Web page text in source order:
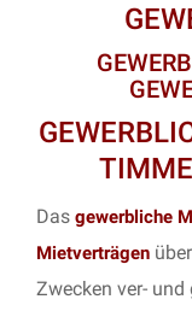
Das gewerbliche
Mietverträgen über
Zwecken ver- und